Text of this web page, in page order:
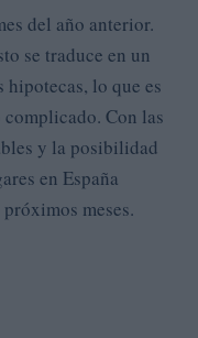
del año anterior.
se traduce en un
lo que es
Con las
y la posibilidad
en España
meses.